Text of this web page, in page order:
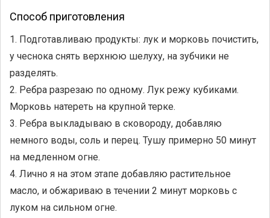
Способ приготовления
1. Подготавливаю продукты: лук и морковь почистить,
у чеснока снять верхнюю шелуху, на зубчики не
разделять.
2. Ребра разрезаю по одному. Лук режу кубиками.
Морковь натереть на крупной терке.
3. Ребра выкладываю в сковороду, добавляю
немного воды, соль и перец. Тушу примерно 50 минут
на медленном огне.
4. Лично я на этом этапе добавляю растительное
масло, и обжариваю в течении 2 минут морковь с
луком на сильном огне.